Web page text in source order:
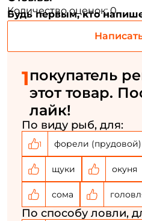
использования самых
веса и
Минималистичная
элементами из пробки
В месте стыка
шпигот— он равномерно
помогает
Эстетичный дизайн
безупречной сборкой.
Количество оценок: 0
Будь первым, кто
1покупатель
этот товар.
лайк!
По виду рыб, для:
1 форели (прудовой)
щуки окуня
сома
По способу ловли,
Номер телефона: *
Придумайте пароль: *
Повторите пароль: *
Заполняя данную форму вы
персональных данных
Создать
У меня уже